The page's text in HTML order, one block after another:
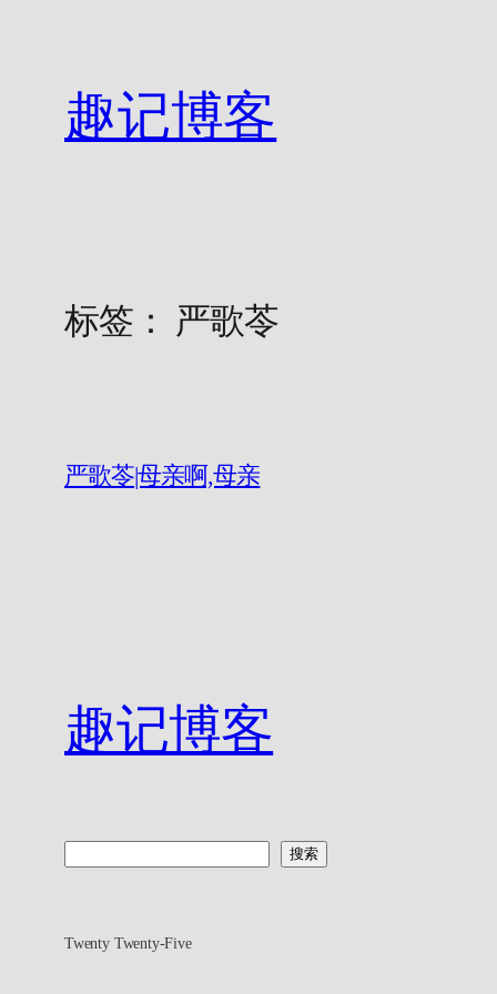
趣记博客
标签： 严歌苓
严歌苓|母亲啊,母亲
趣记博客
搜索
Twenty Twenty-Five